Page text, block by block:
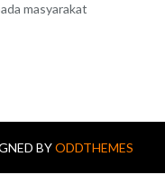
masyarakat
BYODDTHEMES